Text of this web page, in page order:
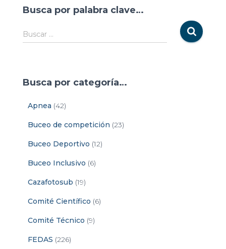
Busca por palabra clave…
Buscar …
Busca por categoría…
Apnea (42)
Buceo de competición (23)
Buceo Deportivo (12)
Buceo Inclusivo (6)
Cazafotosub (19)
Comité Científico (6)
Comité Técnico (9)
FEDAS (226)